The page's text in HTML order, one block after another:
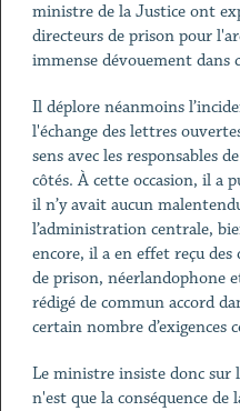
ministre de la Justice ont
directeurs de prison pour
immense dévouement dans
Il déplore néanmoins
l'échange des lettres
sens avec les responsables
côtés. À cette occasion, il a
il n’y avait aucun
l’administration centrale,
encore, il a en effet reçu
de prison, néerlandophone
rédigé de commun accord
certain nombre d’exigences
Le ministre insiste donc sur
n'est que la conséquence de